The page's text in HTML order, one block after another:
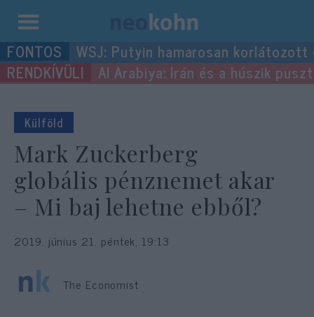
Kilépés
a
tartalomba
WSJ: Putyin hamarosan
Al Arabiya: Irán és a húszik
Külföld
Mark Zuckerberg
globális pénznemet akar
– Mi baj lehetne ebből?
2019. június 21. péntek, 19:13
The Economist